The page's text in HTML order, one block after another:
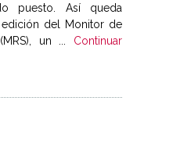
puesto. Así queda
del Monitor de
un ... Continuar